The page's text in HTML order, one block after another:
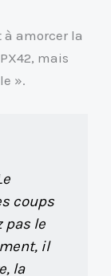
à amorcer la
mais
».
coups
pas le
il
la